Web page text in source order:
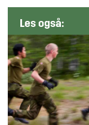
Les også: